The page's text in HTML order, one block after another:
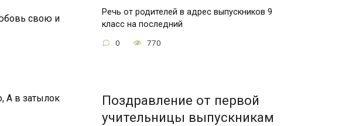
свою и
А в затылок
Речь от родителей в адрес выпускников 9
класс на последний
0 770
Поздравление от первой
учительницы выпускникам